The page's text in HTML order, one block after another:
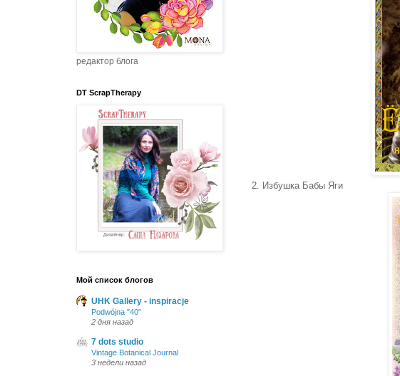
2. Избушка Бабы Яги
редактор блога
DT ScrapTherapy
Мой список блогов
UHK Gallery - inspiracje
Podwójna "40"
2 дня назад
7 dots studio
Vintage Botanical Journal
3 недели назад